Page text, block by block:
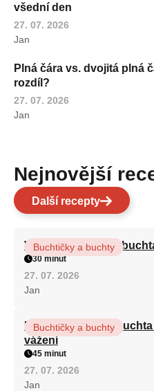
všední den
27. 07. 2026
Jan
Plná čára vs. dvojitá plná
rozdíl?
27. 07. 2026
Jan
Nejnovější
Další recepty
Vláčná olejová litá
Buchtičky a buchty
30 minut
27. 07. 2026
Jan
Hrnková maková
vážení
Buchtičky a buchty
45 minut
27. 07. 2026
Jan